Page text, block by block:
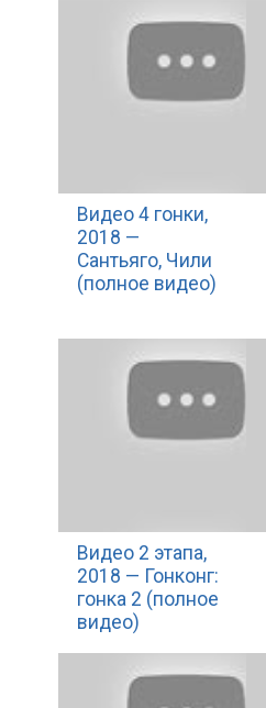
Видео 4 гонки,
2018 —
Сантьяго, Чили
(полное видео)
Видео 2 этапа,
2018 — Гонконг:
гонка 2 (полное
видео)